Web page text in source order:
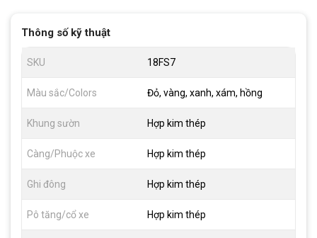
Thông số kỹ thuật
SKU 18FS7
Màu sắc/Colors Đỏ, vàng, xanh, xám, hồng
Khung sườn Hợp kim thép
Càng/Phuộc xe Hợp kim thép
Ghi đông Hợp kim thép
Pô tăng/cổ xe Hợp kim thép